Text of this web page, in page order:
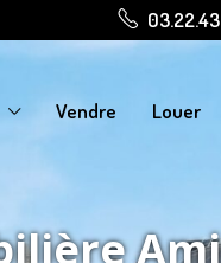
Vendre Louer